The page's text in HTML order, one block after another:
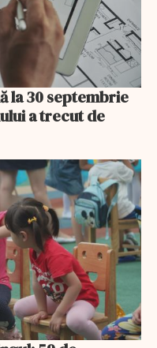
la 30 septembrie
a trecut de